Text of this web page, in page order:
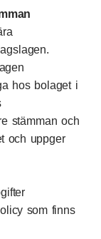
hos bolaget i
stämman och
och uppger
som finns